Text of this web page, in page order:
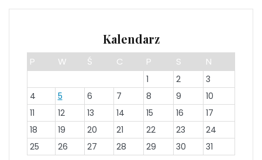
Kalendarz
P W Ś C P S N
1 2
3
4
5 6 7 8 9
10
11
12 13 14 15 16
17
18
19 20 21 22 23
24
25
26 27 28 29 30 31